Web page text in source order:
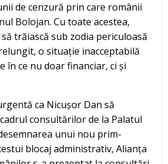
de cenzură prin care românii
Bolojan. Cu toate acestea,
trăiască sub zodia periculoasă
o situație inacceptabilă
în ce nu doar financiar, ci și
ca Nicușor Dan să
consultărilor de la Palatul
unui nou prim-
blocaj administrativ, Alianța